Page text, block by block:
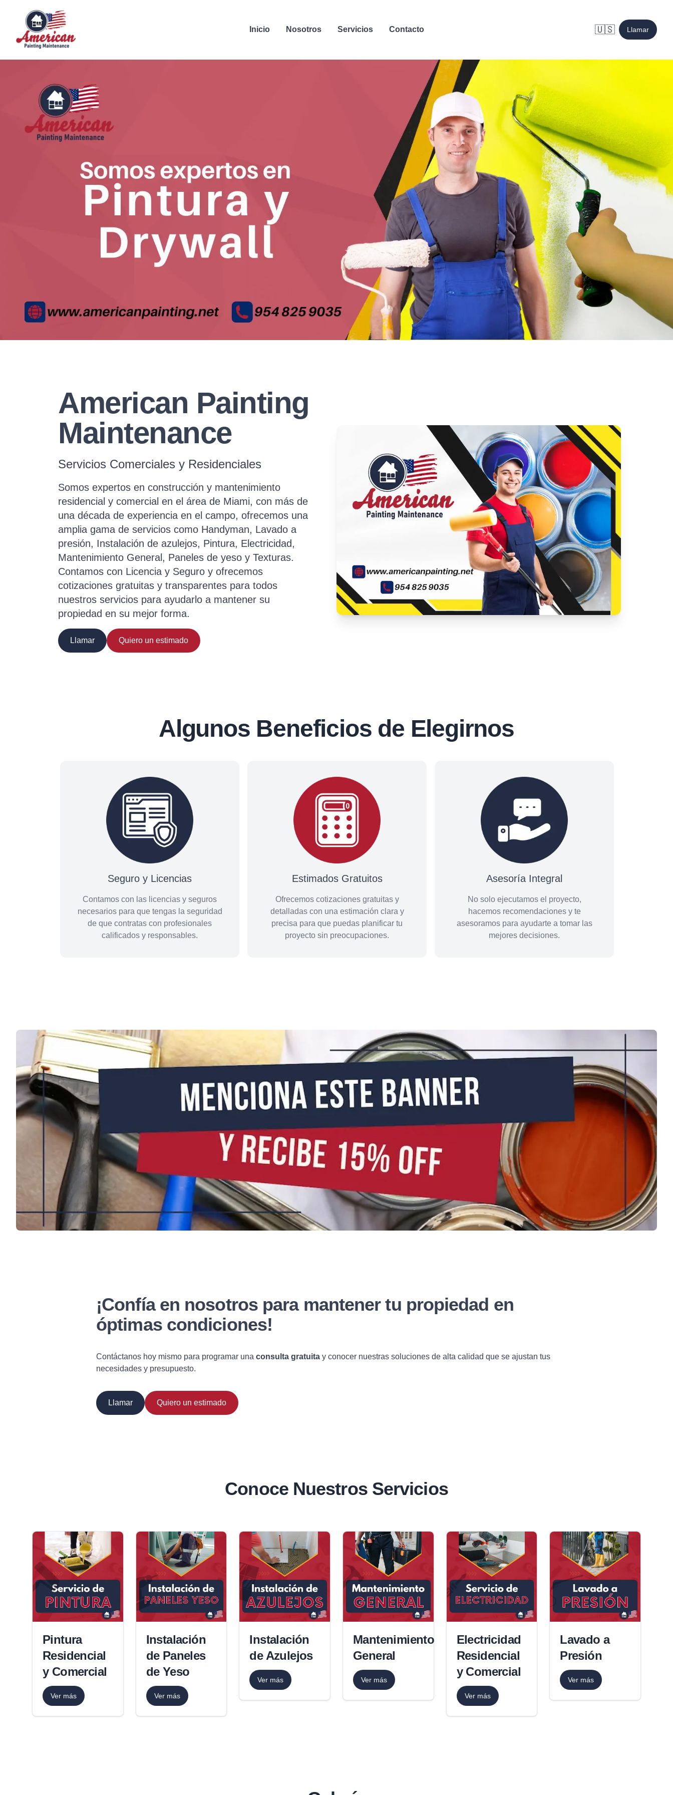
Inicio Nosotros Servicios Contacto 🇺🇸 Llamar
American Painting
Maintenance
Servicios Comerciales y Residenciales
Somos expertos en construcción y mantenimiento
residencial y comercial en el área de Miami, con más de
una década de experiencia en el campo, ofrecemos una
amplia gama de servicios como Handyman, Lavado a
presión, Instalación de azulejos, Pintura, Electricidad,
Mantenimiento General, Paneles de yeso y Texturas.
Contamos con Licencia y Seguro y ofrecemos
cotizaciones gratuitas y transparentes para todos
nuestros servicios para ayudarlo a mantener su
propiedad en su mejor forma.
Llamar Quiero un estimado
Algunos Beneficios de Elegirnos
Seguro y Licencias
Contamos con las licencias y seguros
necesarios para que tengas la seguridad
de que contratas con profesionales
calificados y responsables.
Estimados Gratuitos
Ofrecemos cotizaciones gratuitas y
detalladas con una estimación clara y
precisa para que puedas planificar tu
proyecto sin preocupaciones.
Asesoría Integral
No solo ejecutamos el proyecto,
hacemos recomendaciones y te
asesoramos para ayudarte a tomar las
mejores decisiones.
¡Confía en nosotros para mantener tu propiedad en
óptimas condiciones!
Contáctanos hoy mismo para programar una consulta gratuita y conocer nuestras soluciones de alta calidad que se ajustan tus
necesidades y presupuesto.
Llamar Quiero un estimado
Conoce Nuestros Servicios
Pintura
Residencial
y Comercial
Ver más
Instalación
de Paneles
de Yeso
Ver más
Instalación
de Azulejos
Ver más
Mantenimiento
General
Ver más
Electricidad
Residencial
y Comercial
Ver más
Lavado a
Presión
Ver más